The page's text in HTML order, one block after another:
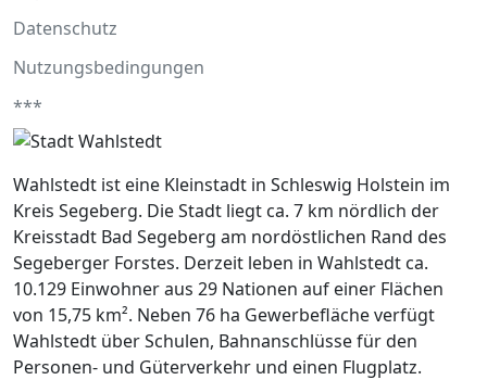
Datenschutz
Nutzungsbedingungen
***
Wahlstedt ist eine Kleinstadt in Schleswig Holstein im
Kreis Segeberg. Die Stadt liegt ca. 7 km nördlich der
Kreisstadt Bad Segeberg am nordöstlichen Rand des
Segeberger Forstes. Derzeit leben in Wahlstedt ca.
10.129 Einwohner aus 29 Nationen auf einer Flächen
von 15,75 km². Neben 76 ha Gewerbefläche verfügt
Wahlstedt über Schulen, Bahnanschlüsse für den
Personen- und Güterverkehr und einen Flugplatz.